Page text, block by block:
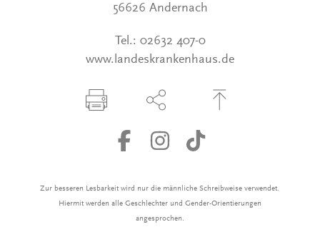
56626 Andernach
Tel.: 02632 407-0
www.landeskrankenhaus.de
Zur besseren Lesbarkeit wird nur die männliche Schreibweise verwendet.
Hiermit werden alle Geschlechter und Gender-Orientierungen
angesprochen.